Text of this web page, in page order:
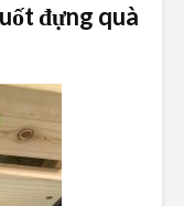
đựng quà